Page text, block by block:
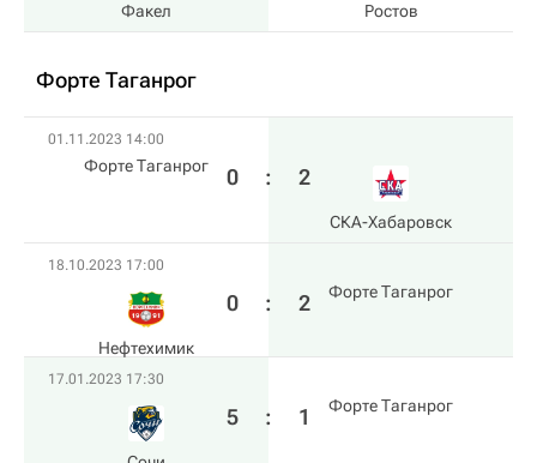
Факел Ростов
Форте Таганрог
01.11.2023 14:00
Форте Таганрог 0 : 2
СКА-Хабаровск
18.10.2023 17:00
Нефтехимик
0 : 2 Форте Таганрог
17.01.2023 17:30
5 : 1 Форте Таганрог